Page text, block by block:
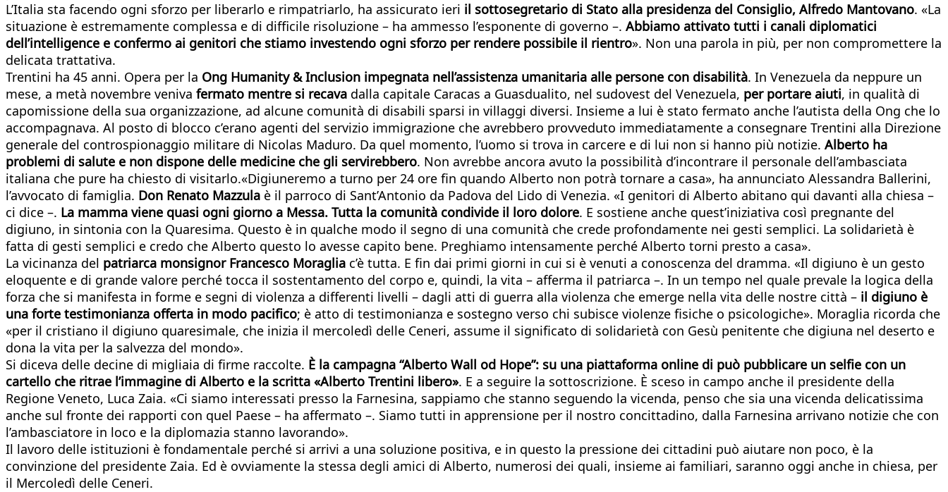
L’Italia sta facendo ogni sforzo per liberarlo e rimpatriarlo, ha assicurato ieri il sottosegretario di Stato alla presidenza del Consiglio, Alfredo Mantovano. «La
situazione è estremamente complessa e di difficile risoluzione – ha ammesso l’esponente di governo –. Abbiamo attivato tutti i canali diplomatici
dell’intelligence e confermo ai genitori che stiamo investendo ogni sforzo per rendere possibile il rientro». Non una parola in più, per non compromettere la
delicata trattativa.
Trentini ha 45 anni. Opera per la Ong Humanity & Inclusion impegnata nell’assistenza umanitaria alle persone con disabilità. In Venezuela da neppure un
mese, a metà novembre veniva fermato mentre si recava dalla capitale Caracas a Guasdualito, nel sudovest del Venezuela, per portare aiuti, in qualità di
capomissione della sua organizzazione, ad alcune comunità di disabili sparsi in villaggi diversi. Insieme a lui è stato fermato anche l’autista della Ong che lo
accompagnava. Al posto di blocco c’erano agenti del servizio immigrazione che avrebbero provveduto immediatamente a consegnare Trentini alla Direzione
generale del controspionaggio militare di Nicolas Maduro. Da quel momento, l’uomo si trova in carcere e di lui non si hanno più notizie. Alberto ha
problemi di salute e non dispone delle medicine che gli servirebbero. Non avrebbe ancora avuto la possibilità d’incontrare il personale dell’ambasciata
italiana che pure ha chiesto di visitarlo.«Digiuneremo a turno per 24 ore fin quando Alberto non potrà tornare a casa», ha annunciato Alessandra Ballerini,
l’avvocato di famiglia. Don Renato Mazzula è il parroco di Sant’Antonio da Padova del Lido di Venezia. «I genitori di Alberto abitano qui davanti alla chiesa –
ci dice –. La mamma viene quasi ogni giorno a Messa. Tutta la comunità condivide il loro dolore. E sostiene anche quest’iniziativa così pregnante del
digiuno, in sintonia con la Quaresima. Questo è in qualche modo il segno di una comunità che crede profondamente nei gesti semplici. La solidarietà è
fatta di gesti semplici e credo che Alberto questo lo avesse capito bene. Preghiamo intensamente perché Alberto torni presto a casa».
La vicinanza del patriarca monsignor Francesco Moraglia c’è tutta. E fin dai primi giorni in cui si è venuti a conoscenza del dramma. «Il digiuno è un gesto
eloquente e di grande valore perché tocca il sostentamento del corpo e, quindi, la vita – afferma il patriarca –. In un tempo nel quale prevale la logica della
forza che si manifesta in forme e segni di violenza a differenti livelli – dagli atti di guerra alla violenza che emerge nella vita delle nostre città – il digiuno è
una forte testimonianza offerta in modo pacifico; è atto di testimonianza e sostegno verso chi subisce violenze fisiche o psicologiche». Moraglia ricorda che
«per il cristiano il digiuno quaresimale, che inizia il mercoledì delle Ceneri, assume il significato di solidarietà con Gesù penitente che digiuna nel deserto e
dona la vita per la salvezza del mondo».
Si diceva delle decine di migliaia di firme raccolte. È la campagna “Alberto Wall od Hope”: su una piattaforma online di può pubblicare un selfie con un
cartello che ritrae l’immagine di Alberto e la scritta «Alberto Trentini libero». E a seguire la sottoscrizione. È sceso in campo anche il presidente della
Regione Veneto, Luca Zaia. «Ci siamo interessati presso la Farnesina, sappiamo che stanno seguendo la vicenda, penso che sia una vicenda delicatissima
anche sul fronte dei rapporti con quel Paese – ha affermato –. Siamo tutti in apprensione per il nostro concittadino, dalla Farnesina arrivano notizie che con
l’ambasciatore in loco e la diplomazia stanno lavorando».
Il lavoro delle istituzioni è fondamentale perché si arrivi a una soluzione positiva, e in questo la pressione dei cittadini può aiutare non poco, è la
convinzione del presidente Zaia. Ed è ovviamente la stessa degli amici di Alberto, numerosi dei quali, insieme ai familiari, saranno oggi anche in chiesa, per
il Mercoledì delle Ceneri.